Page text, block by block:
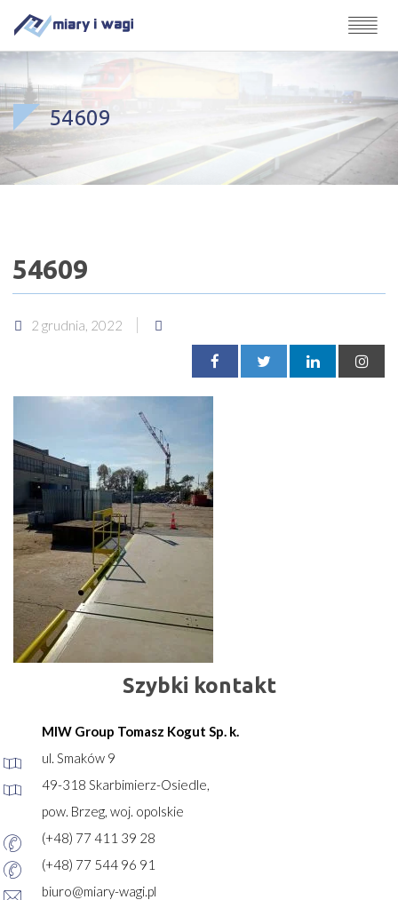
54609
54609
2 grudnia, 2022
Szybki kontakt
MIW Group Tomasz Kogut Sp. k.
ul. Smaków 9
49-318 Skarbimierz-Osiedle,
pow. Brzeg, woj. opolskie
(+48) 77 411 39 28
(+48) 77 544 96 91
biuro@miary-wagi.pl